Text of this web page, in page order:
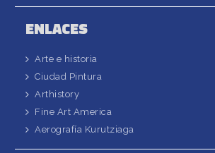
ENLACES
Arte e historia
Ciudad Pintura
Arthistory
Fine Art America
Aerografía Kurutziaga